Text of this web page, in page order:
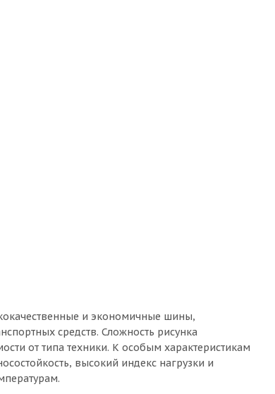
и экономичные шины,
средств. Сложность рисунка
от типа техники. К особым характеристикам
высокий индекс нагрузки и